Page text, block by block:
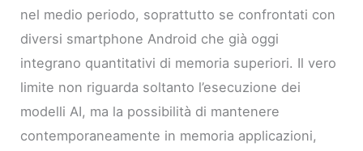
nel medio periodo, soprattutto se confrontati con
diversi smartphone Android che già oggi
integrano quantitativi di memoria superiori. Il vero
limite non riguarda soltanto l’esecuzione dei
modelli AI, ma la possibilità di mantenere
contemporaneamente in memoria applicazioni,